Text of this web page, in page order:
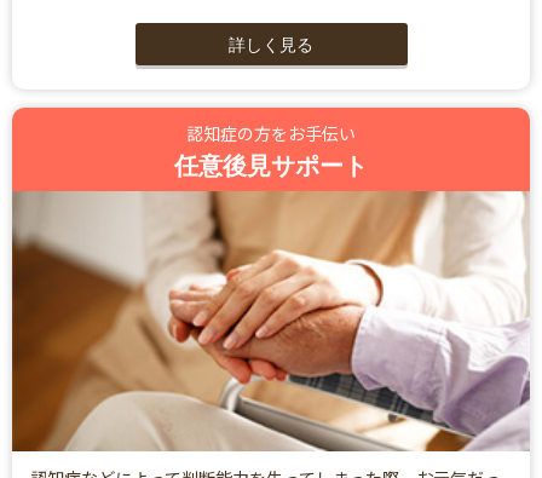
詳しく見る
認知症の方をお手伝い
任意後見サポート